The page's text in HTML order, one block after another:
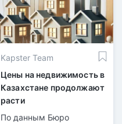
родителей, а также для
социально уязвимых
групп населения.
Kapster Team
Цены на недвижимость в
Казахстане продолжают
расти
По данным Бюро